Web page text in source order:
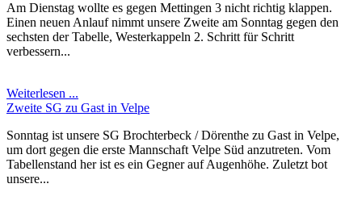
Am Dienstag wollte es gegen Mettingen 3 nicht richtig klappen.
Einen neuen Anlauf nimmt unsere Zweite am Sonntag gegen den
sechsten der Tabelle, Westerkappeln 2. Schritt für Schritt
verbessern...
Weiterlesen ...
Zweite SG zu Gast in Velpe
Sonntag ist unsere SG Brochterbeck / Dörenthe zu Gast in Velpe,
um dort gegen die erste Mannschaft Velpe Süd anzutreten. Vom
Tabellenstand her ist es ein Gegner auf Augenhöhe. Zuletzt bot
unsere...